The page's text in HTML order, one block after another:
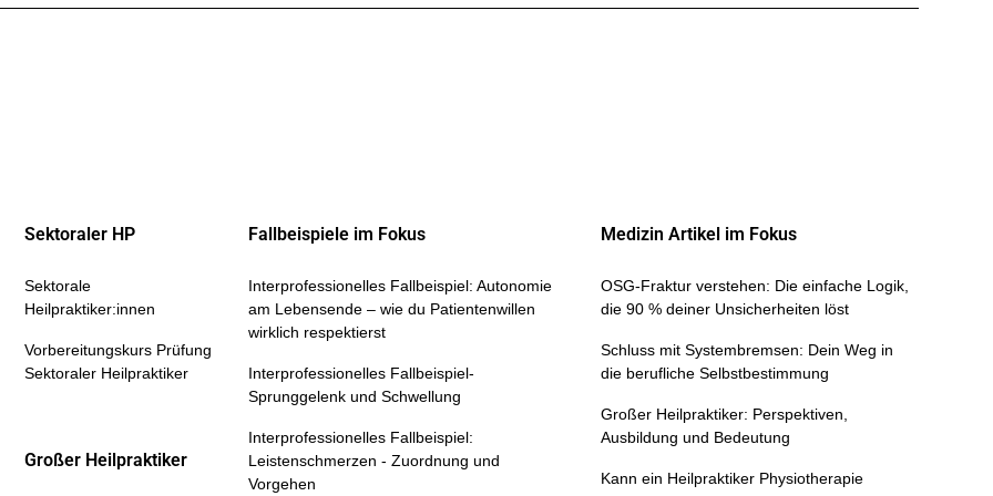
Sektoraler HP
Sektorale
Heilpraktiker:innen
Vorbereitungskurs Prüfung
Sektoraler Heilpraktiker
Großer Heilpraktiker
Fallbeispiele im Fokus
Interprofessionelles Fallbeispiel: Autonomie
am Lebensende – wie du Patientenwillen
wirklich respektierst
Interprofessionelles Fallbeispiel-
Sprunggelenk und Schwellung
Interprofessionelles Fallbeispiel:
Leistenschmerzen - Zuordnung und
Vorgehen
Medizin Artikel im Fokus
OSG-Fraktur verstehen: Die einfache Logik,
die 90 % deiner Unsicherheiten löst
Schluss mit Systembremsen: Dein Weg in
die berufliche Selbstbestimmung
Großer Heilpraktiker: Perspektiven,
Ausbildung und Bedeutung
Kann ein Heilpraktiker Physiotherapie